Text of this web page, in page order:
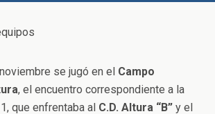
se jugó en el Campo
, el encuentro correspondiente a la
que enfrentaba al C.D. Altura “B” y el